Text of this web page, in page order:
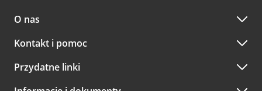
O nas
Kontakt i pomoc
Przydatne linki